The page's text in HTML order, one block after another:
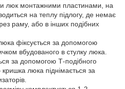
люк монтажними пластинами, на
на теплу підлогу, де немає
раму, або в інших подібних
фіксується за допомогою
вбудованого в стулку люка.
за допомогою Т-подібного
люка піднімається за